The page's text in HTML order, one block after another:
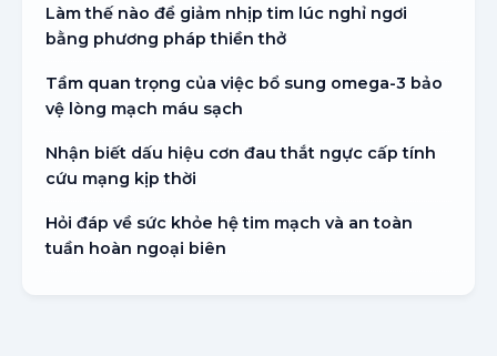
Làm thế nào để giảm nhịp tim lúc nghỉ ngơi
bằng phương pháp thiền thở
Tầm quan trọng của việc bổ sung omega-3 bảo
vệ lòng mạch máu sạch
Nhận biết dấu hiệu cơn đau thắt ngực cấp tính
cứu mạng kịp thời
Hỏi đáp về sức khỏe hệ tim mạch và an toàn
tuần hoàn ngoại biên